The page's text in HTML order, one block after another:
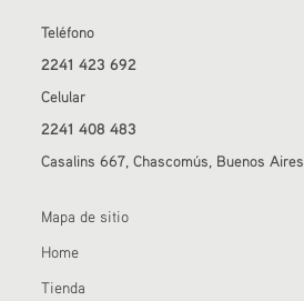
Teléfono
2241 423 692
Celular
2241 408 483
Casalins 667, Chascomús, Buenos Aires
Mapa de sitio
Home
Tienda